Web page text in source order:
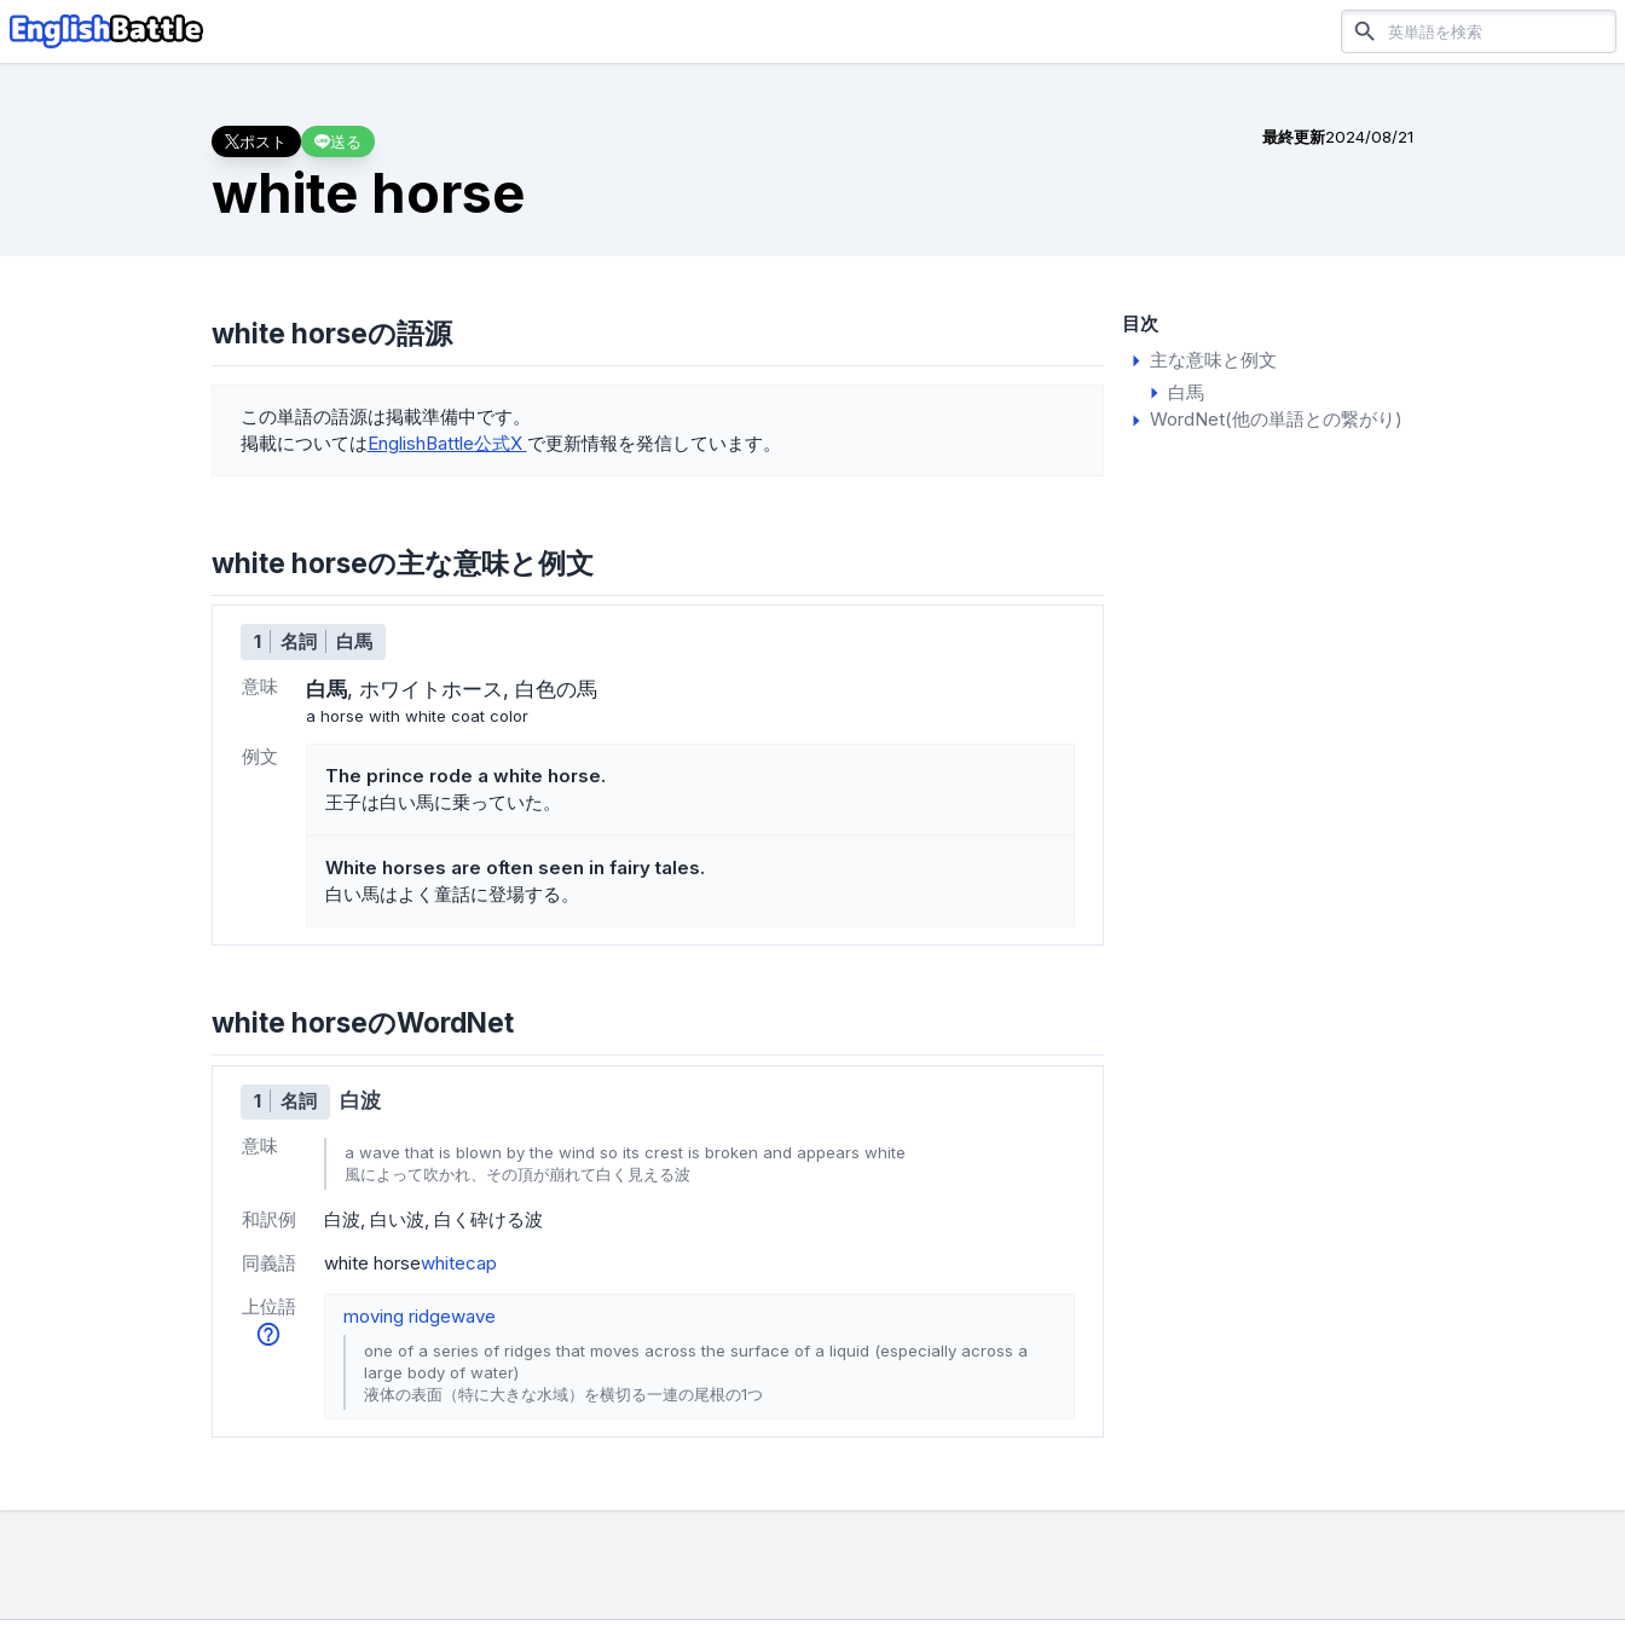
ポスト 送る 最終更新2024/08/21
white horse
目次
主な意味と例文
白馬
WordNet(他の単語との繋がり)
white horseの語源
この単語の語源は掲載準備中です。
掲載についてはEnglishBattle公式X で更新情報を発信しています。
white horseの主な意味と例文
1 名詞
白馬
意味
白馬 ホワイトホース 白色の馬
a horse with white coat color
例文
The prince rode a white horse.
王子は白い馬に乗っていた。
White horses are often seen in fairy tales.
白い馬はよく童話に登場する。
white horseのWordNet
1 名詞 白波
意味
a wave that is blown by the wind so its crest is broken and appears white
風によって吹かれ、その頂が崩れて白く見える波
和訳例 白波 白い波 白く砕ける波
同義語
white horsewhitecap
上位語
moving ridgewave
one of a series of ridges that moves across the surface of a liquid (especially across a
large body of water)
液体の表面（特に大きな水域）を横切る一連の尾根の1つ